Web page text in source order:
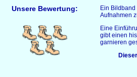
Unsere Bewertung:
Ein
Aufnahmen
Eine
gibt einen
garnieren